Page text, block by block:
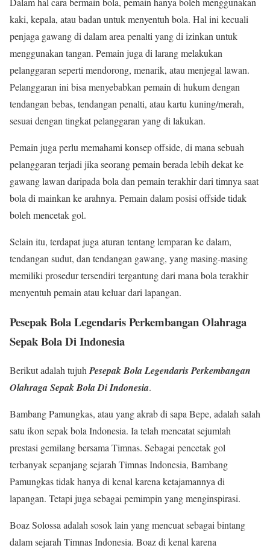
kaki, kepala, atau badan untuk menyentuh bola. Hal ini kecuali
penjaga gawang di dalam area penalti yang di izinkan untuk
menggunakan tangan. Pemain juga di larang melakukan
pelanggaran seperti mendorong, menarik, atau menjegal lawan.
Pelanggaran ini bisa menyebabkan pemain di hukum dengan
tendangan bebas, tendangan penalti, atau kartu kuning/merah,
sesuai dengan tingkat pelanggaran yang di lakukan.
Pemain juga perlu memahami konsep offside, di mana sebuah
pelanggaran terjadi jika seorang pemain berada lebih dekat ke
gawang lawan daripada bola dan pemain terakhir dari timnya saat
bola di mainkan ke arahnya. Pemain dalam posisi offside tidak
boleh mencetak gol.
Selain itu, terdapat juga aturan tentang lemparan ke dalam,
tendangan sudut, dan tendangan gawang, yang masing-masing
memiliki prosedur tersendiri tergantung dari mana bola terakhir
menyentuh pemain atau keluar dari lapangan.
Pesepak Bola Legendaris Perkembangan Olahraga
Sepak Bola Di Indonesia
Berikut adalah tujuhPesepak Bola Legendaris Perkembangan
Olahraga Sepak Bola Di Indonesia.
Bambang Pamungkas, atau yang akrab di sapa Bepe, adalah salah
satu ikon sepak bola Indonesia. Ia telah mencatat sejumlah
prestasi gemilang bersama Timnas. Sebagai pencetak gol
terbanyak sepanjang sejarah Timnas Indonesia, Bambang
Pamungkas tidak hanya di kenal karena ketajamannya di
lapangan. Tetapi juga sebagai pemimpin yang menginspirasi.
Boaz Solossa adalah sosok lain yang mencuat sebagai bintang
dalam sejarah Timnas Indonesia. Boaz di kenal karena